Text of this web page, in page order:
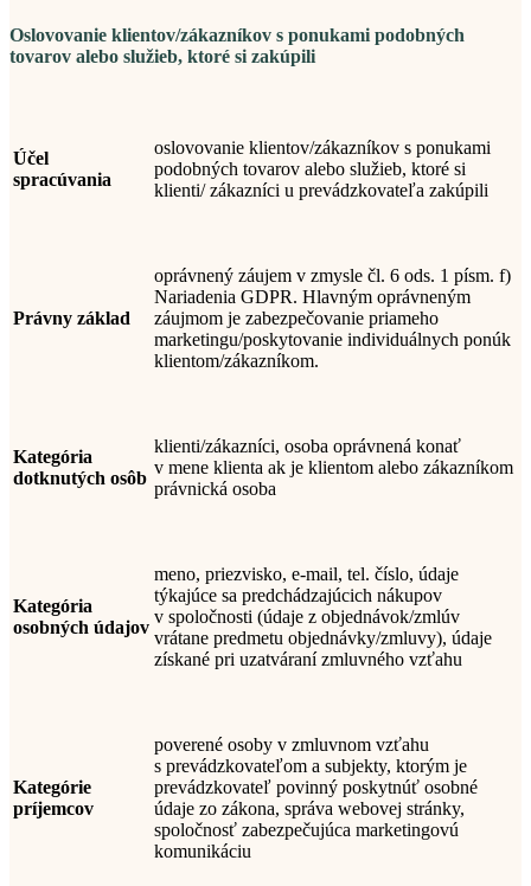
Oslovovanie klientov/zákazníkov s ponukami podobných
tovarov alebo služieb, ktoré si zakúpili
Účel
spracúvania
oslovovanie klientov/zákazníkov s ponukami
podobných tovarov alebo služieb, ktoré si
klienti/ zákazníci u prevádzkovateľa zakúpili
Právny základ
oprávnený záujem v zmysle čl. 6 ods. 1 písm. f)
Nariadenia GDPR. Hlavným oprávneným
záujmom je zabezpečovanie priameho
marketingu/poskytovanie individuálnych ponúk
klientom/zákazníkom.
Kategória
dotknutých osôb
klienti/zákazníci, osoba oprávnená konať
v mene klienta ak je klientom alebo zákazníkom
právnická osoba
Kategória
osobných údajov
meno, priezvisko, e-mail, tel. číslo, údaje
týkajúce sa predchádzajúcich nákupov
v spoločnosti (údaje z objednávok/zmlúv
vrátane predmetu objednávky/zmluvy), údaje
získané pri uzatváraní zmluvného vzťahu
Kategórie
príjemcov
poverené osoby v zmluvnom vzťahu
s prevádzkovateľom a subjekty, ktorým je
prevádzkovateľ povinný poskytnúť osobné
údaje zo zákona, správa webovej stránky,
spoločnosť zabezpečujúca marketingovú
komunikáciu